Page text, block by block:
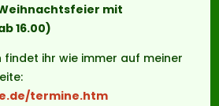
Weihnachtsfeier mit
16.00)
findet ihr wie immer auf meiner
termine.htm